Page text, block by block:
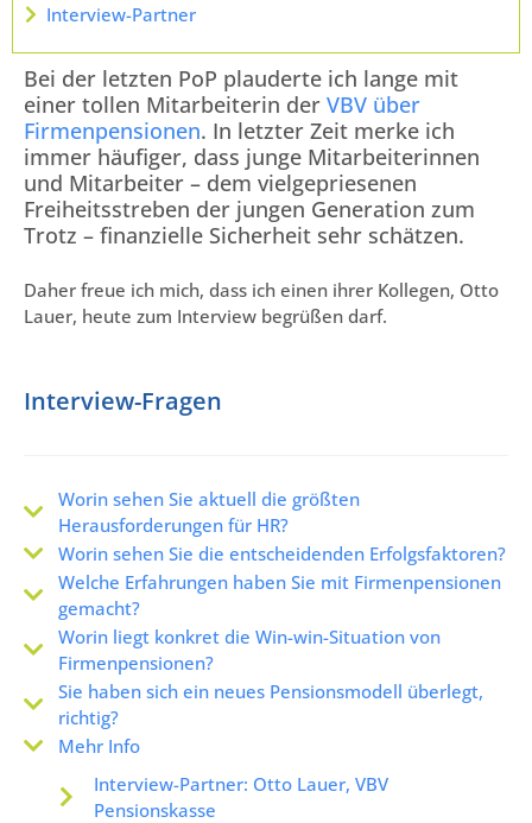
Interview-Partner
Bei der letzten PoP plauderte ich lange mit
einer tollen Mitarbeiterin der VBV über
Firmenpensionen. In letzter Zeit merke ich
immer häufiger, dass junge Mitarbeiterinnen
und Mitarbeiter – dem vielgepriesenen
Freiheitsstreben der jungen Generation zum
Trotz – finanzielle Sicherheit sehr schätzen.
Daher freue ich mich, dass ich einen ihrer Kollegen, Otto
Lauer, heute zum Interview begrüßen darf.
Interview-Fragen
Worin sehen Sie aktuell die größten
Herausforderungen für HR?
Worin sehen Sie die entscheidenden Erfolgsfaktoren?
Welche Erfahrungen haben Sie mit Firmenpensionen
gemacht?
Worin liegt konkret die Win-win-Situation von
Firmenpensionen?
Sie haben sich ein neues Pensionsmodell überlegt,
richtig?
Mehr Info
Interview-Partner: Otto Lauer, VBV
Pensionskasse